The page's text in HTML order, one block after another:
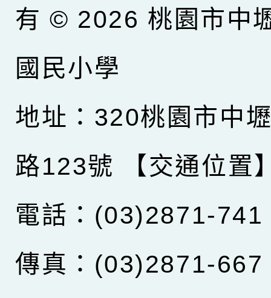
有 © 2026 桃園市中
國民小學
地址：320桃園市中
路123號
【交通位置
電話：(03)2871-741
傳真：(03)2871-667